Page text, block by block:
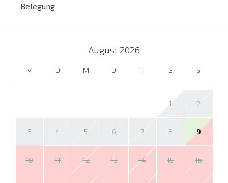
Belegung
August 2026
M D M D F S S
1 2
3 4 5 6 7 8 9
10 11 12 13 14 15 16